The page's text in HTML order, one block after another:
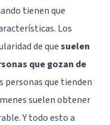
tienen que
Los
de quesuelen
que gozan de
personas que tienden
suelen obtener
Y todo esto a